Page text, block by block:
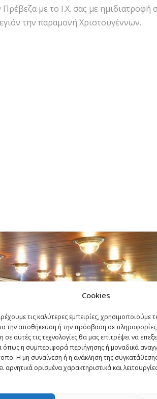
Cookies
τις καλύτερες εμπειρίες, χρησιμοποιούμε
την αποθήκευση ή την πρόσβαση σε
σε αυτές τις τεχνολογίες θα μας επιτρέψει να
όπως η συμπεριφορά περιήγησης ή μοναδικά
Η μη συναίνεση ή η ανάκληση της
αρνητικά ορισμένα χαρακτηριστικά και
με το Ι.Χ. σας με ημιδιατροφή
την παραμονή Χριστουγέννων.